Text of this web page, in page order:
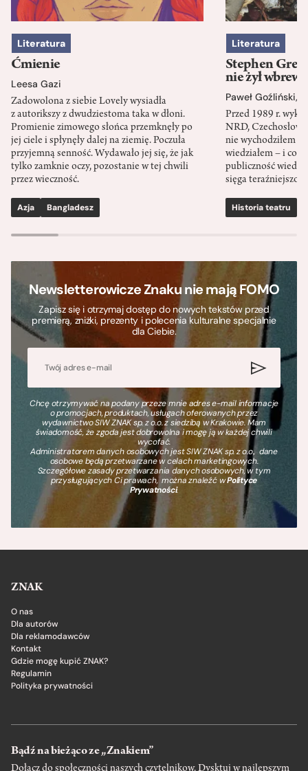
Literatura
Ćmienie
Leesa Gazi
Zadowolona z siebie Lovely wysiadła
z autorikszy z dwudziestoma taka w dłoni.
Promienie zimowego słońca przemknęły po
jej ciele i spłynęły dalej na ziemię. Poczuła
przyjemną senność. Wydawało jej się, że jak
tylko zamknie oczy, pozostanie w tej chwili
przez wieczność.
Azja Bangladesz
Literatura
Stephen
nie żył wbrew
Paweł Goźliński,
Przed 1989 r.
NRD,
nie wychodziłem
wiedziałem – i co
publiczność
sięga
Historia teatru
Newsletterowicze Znaku nie mają FOMO
Zapisz się i otrzymaj dostęp do nowych tekstów przed
premierą, zniżki, prezenty i polecenia kulturalne specjalnie
dla Ciebie.
Chcę otrzymywać na podany przeze mnie adres e-mail informacje
o promocjach, produktach, usługach oferowanych przez
wydawnictwo SIW ZNAK sp. z o.o. z siedzibą w Krakowie. Mam
świadomość, że zgoda jest dobrowolna i mogę ją w każdej chwili
wycofać.
Administratorem danych osobowych jest SIW ZNAK sp. z o.o., dane
osobowe będą przetwarzane w celach marketingowych.
Szczegółowe zasady przetwarzania danych osobowych, w tym
przysługujących Ci prawach, można znaleźć wPolityce
Prywatności.
ZNAK
O nas
Dla autorów
Dla reklamodawców
Kontakt
Gdzie mogę kupić ZNAK?
Regulamin
Polityka prywatności
Bądź na bieżąco ze „Znakiem”
Dołącz do społeczności naszych czytelnikow. Dysktuj w najlepszym